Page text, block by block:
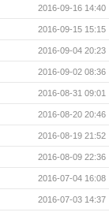
2016-09-16 14:40
2016-09-15 15:15
2016-09-04 20:23
2016-09-02 08:36
2016-08-31 09:01
2016-08-20 20:46
2016-08-19 21:52
2016-08-09 22:36
2016-07-04 16:08
2016-07-03 14:37